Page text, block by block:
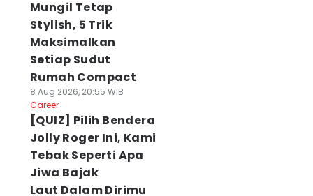
Mungil Tetap
Stylish, 5 Trik
Maksimalkan
Setiap Sudut
Rumah Compact
8 Aug 2026, 20:55 WIB
Career
[QUIZ] Pilih Bendera
Jolly Roger Ini, Kami
Tebak Seperti Apa
Jiwa Bajak
Laut Dalam Dirimu